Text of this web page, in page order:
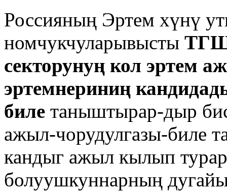
Россияның Эртем хүнү
номчукчуларывысты
секторунуң кол эртем
эртемнериниң
биле таныштырар-дыр
ажыл-чорудулгазы-биле
кандыг ажыл кылып
болуушкуннарның